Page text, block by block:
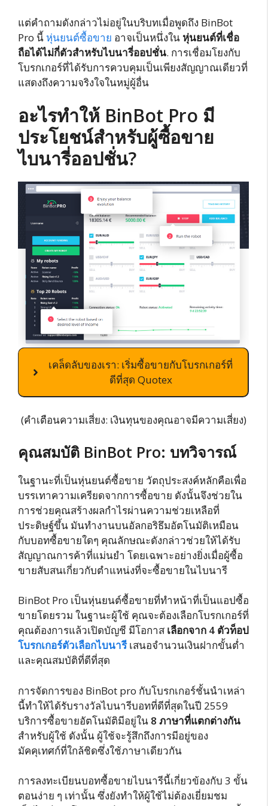
แต่คำถามดังกล่าวไม่อยู่ในบริบทเมื่อพูดถึง BinBot
Pro นี้ หุ่นยนต์ซื้อขาย อาจเป็นหนึ่งใน หุ่นยนต์ที่เชื่อ
ถือได้ไม่กี่ตัวสำหรับไบนารี่ออปชั่น. การเชื่อมโยงกับ
โบรกเกอร์ที่ได้รับการควบคุมเป็นเพียงสัญญาณเดียวที่
แสดงถึงความจริงใจในหมู่ผู้อื่น
อะไรทำให้ BinBot Pro มี
ประโยชน์สำหรับผู้ซื้อขาย
ไบนารี่ออปชั่น?
เคล็ดลับของเรา: เริ่มซื้อขายกับโบรกเกอร์ที่
ดีที่สุด Quotex
(คำเตือนความเสี่ยง: เงินทุนของคุณอาจมีความเสี่ยง)
คุณสมบัติ BinBot Pro: บทวิจารณ์
ในฐานะที่เป็นหุ่นยนต์ซื้อขาย วัตถุประสงค์หลักคือเพื่อ
บรรเทาความเครียดจากการซื้อขาย ดังนั้นจึงช่วยใน
การช่วยคุณสร้างผลกำไรผ่านความช่วยเหลือที่
ประดิษฐ์ขึ้น มันทำงานบนอัลกอริธึมอัตโนมัติเหมือน
กับบอทซื้อขายใดๆ คุณลักษณะดังกล่าวช่วยให้ได้รับ
สัญญาณการค้าที่แม่นยำ โดยเฉพาะอย่างยิ่งเมื่อผู้ซื้อ
ขายสับสนเกี่ยวกับตำแหน่งที่จะซื้อขายในไบนารี
BinBot Pro เป็นหุ่นยนต์ซื้อขายที่ทำหน้าที่เป็นแอปซื้อ
ขายโดยรวม ในฐานะผู้ใช้ คุณจะต้องเลือกโบรกเกอร์ที่
คุณต้องการแล้วเปิดบัญชี มีโอกาส เลือกจาก 4 ตัวท็อป
โบรกเกอร์ตัวเลือกไบนารีเสนอจำนวนเงินฝากขั้นต่ำ
และคุณสมบัติที่ดีที่สุด
การจัดการของ BinBot pro กับโบรกเกอร์ชั้นนำเหล่า
นี้ทำให้ได้รับรางวัลไบนารีบอทที่ดีที่สุดในปี 2559
บริการซื้อขายอัตโนมัติมีอยู่ใน 8 ภาษาที่แตกต่างกัน
สำหรับผู้ใช้ ดังนั้น ผู้ใช้จะรู้สึกถึงการมีอยู่ของ
มัคคุเทศก์ที่ใกล้ชิดซึ่งใช้ภาษาเดียวกัน
การลงทะเบียนบอทซื้อขายไบนารีนี้เกี่ยวข้องกับ 3 ขั้น
ตอนง่าย ๆ เท่านั้น ซึ่งยังทำให้ผู้ใช้ไม่ต้องเยี่ยมชม